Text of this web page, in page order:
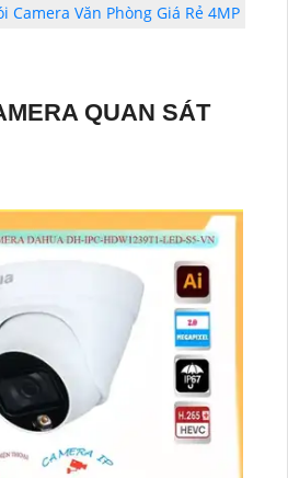
Camera Văn Phòng Giá Rẻ 4MP
QUAN SÁT